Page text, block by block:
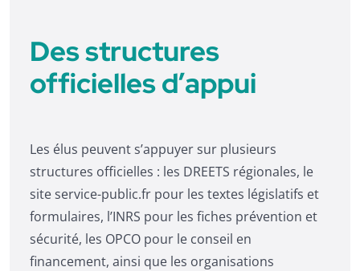
Des structures
officielles d’appui
Les élus peuvent s’appuyer sur plusieurs
structures officielles : les DREETS régionales, le
site service-public.fr pour les textes législatifs et
formulaires, l’INRS pour les fiches prévention et
sécurité, les OPCO pour le conseil en
financement, ainsi que les organisations